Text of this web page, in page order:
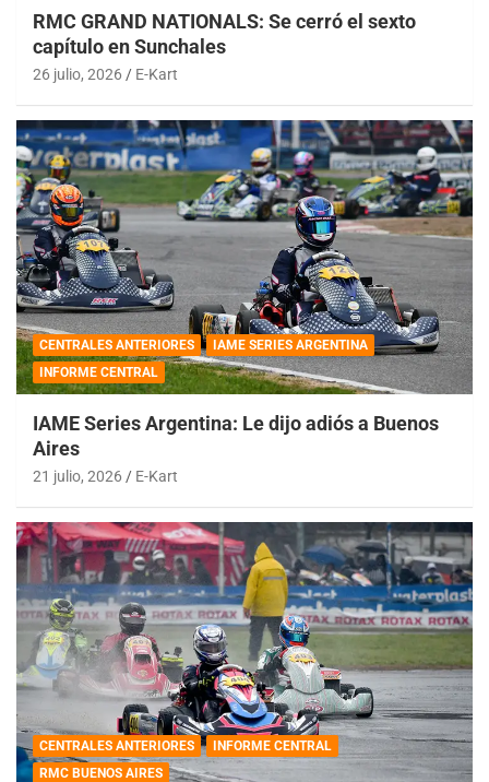
RMC GRAND NATIONALS: Se cerró el sexto
capítulo en Sunchales
26 julio, 2026 E-Kart
CENTRALES ANTERIORES
IAME SERIES ARGENTINA
INFORME CENTRAL
IAME Series Argentina: Le dijo adiós a Buenos
Aires
21 julio, 2026 E-Kart
CENTRALES ANTERIORES
INFORME CENTRAL
RMC BUENOS AIRES